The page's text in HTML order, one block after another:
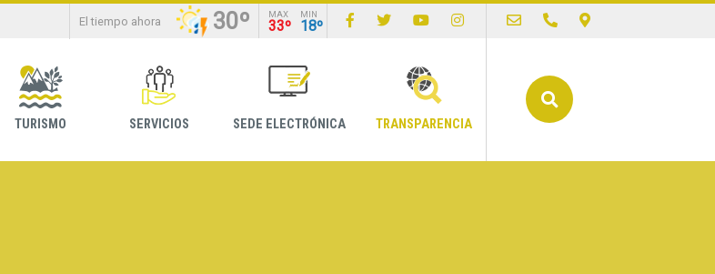
El tiempo ahora 30º MAX
33º
MIN
18º
TURISMO SERVICIOS SEDE ELECTRÓNICA TRANSPARENCIA